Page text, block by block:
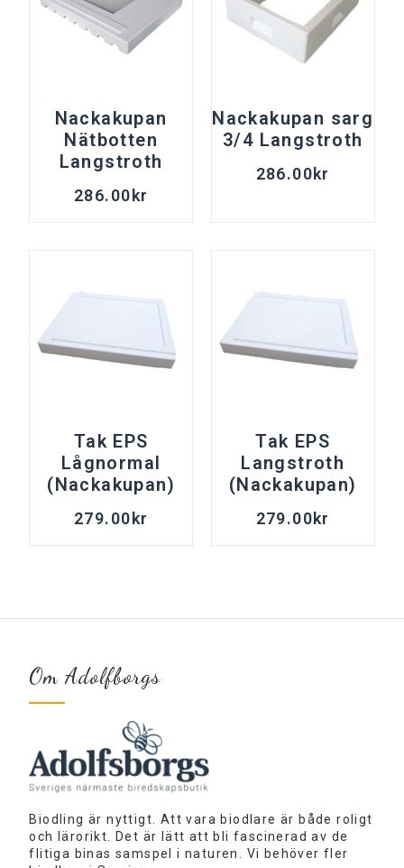
Nackakupan
Nätbotten
Langstroth
286.00kr
Nackakupan sarg
3/4 Langstroth
286.00kr
Tak EPS
Lågnormal
(Nackakupan)
279.00 kr
Tak EPS
Langstroth
(Nackakupan)
279.00kr
Om Adolfborgs
Biodling är nyttigt. Att vara biodlare är både roligt
och lärorikt. Det är lätt att bli fascinerad av de
flitiga binas samspel i naturen. Vi behöver fler